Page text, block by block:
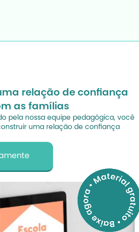
relação de confiança
as famílias
pela nossa equipe pedagógica, você
uma relação de confiança